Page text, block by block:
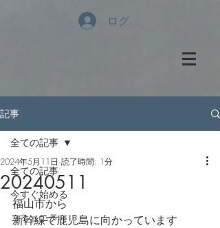
ログイン
記事
全ての記事
今すぐ始める
コミュニティ
全ての記事
20240511
2024年5月11日 読了時間: 1分
福山市から
新幹線で鹿児島に向かっています